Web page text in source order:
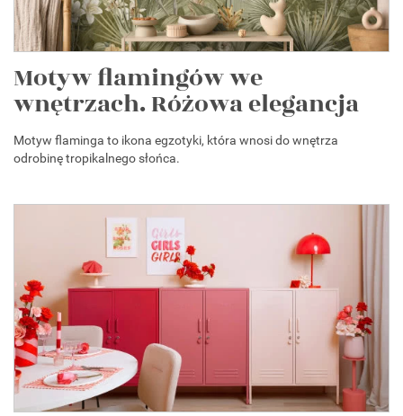
Motyw flamingów we
wnętrzach. Różowa elegancja
Motyw flaminga to ikona egzotyki, która wnosi do wnętrza
odrobinę tropikalnego słońca.